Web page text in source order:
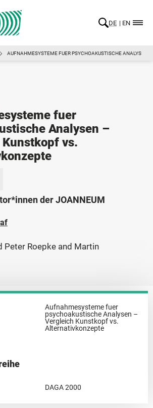
DE EN
AUFNAHMESYSTEME FUER PSYCHOAKUSTISCHE ANALYSEN
fuer
Analysen –
vs.
der JOANNEUM
Peter Roepke and Martin
Aufnahmesysteme fuer
psychoakustische Analysen –
Vergleich Kunstkopf vs.
Alternativkonzepte
DAGA 2000